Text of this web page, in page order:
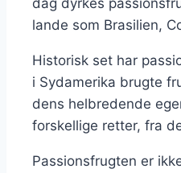
lande som Brasilien,
Historisk set har
i Sydamerika brugte
dens helbredende
forskellige retter, fra
Passionsfrugten er